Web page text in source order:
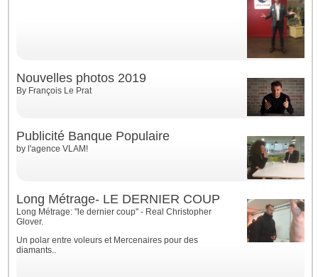
Nouvelles photos 2019
By François Le Prat
Publicité Banque Populaire
by l'agence VLAM!
Long Métrage- LE DERNIER COUP
Long Métrage: "le dernier coup" - Real Christopher
Glover.
Un polar entre voleurs et Mercenaires pour des
diamants..